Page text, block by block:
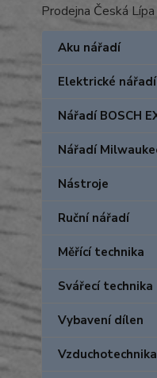
Prodejna Česká Lípa
Aku nářadí
Elektrické nářadí
Nářadí BOSCH
Nářadí
Nástroje
Ruční nářadí
Měřící technika
Svářecí technika
Vybavení dílen
Vzduchotechnika